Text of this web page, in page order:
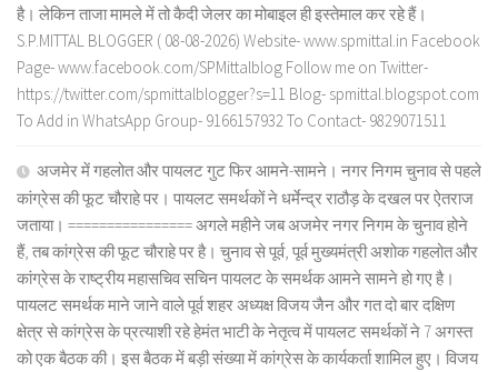
है। लेकिन ताजा मामले में तो कैदी जेलर का मोबाइल ही इस्तेमाल कर रहे हैं।
S.P.MITTAL BLOGGER ( 08-08-2026) Website- www.spmittal.in Facebook
Page- www.facebook.com/SPMittalblog Follow me on Twitter-
https://twitter.com/spmittalblogger?s=11 Blog- spmittal.blogspot.com
To Add in WhatsApp Group- 9166157932 To Contact- 9829071511
अजमेर में गहलोत और पायलट गुट फिर आमने-सामने। नगर निगम चुनाव से पहले
कांग्रेस की फूट चौराहे पर। पायलट समर्थकों ने धर्मेन्द्र राठौड़ के दखल पर ऐतराज
जताया। ================ अगले महीने जब अजमेर नगर निगम के चुनाव होने
हैं, तब कांग्रेस की फूट चौराहे पर है। चुनाव से पूर्व, पूर्व मुख्यमंत्री अशोक गहलोत और
कांग्रेस के राष्ट्रीय महासचिव सचिन पायलट के समर्थक आमने सामने हो गए है।
पायलट समर्थक माने जाने वाले पूर्व शहर अध्यक्ष विजय जैन और गत दो बार दक्षिण
क्षेत्र से कांग्रेस के प्रत्याशी रहे हेमंत भाटी के नेतृत्व में पायलट समर्थकों ने 7 अगस्त
को एक बैठक की। इस बैठक में बड़ी संख्या में कांग्रेस के कार्यकर्ता शामिल हुए। विजय